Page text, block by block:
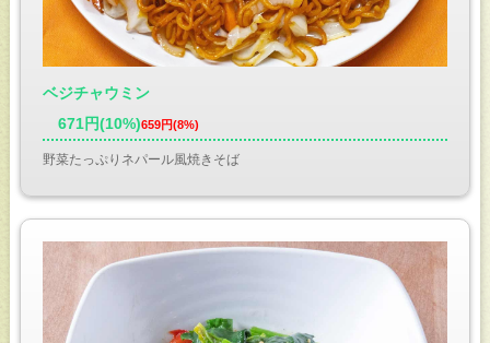
ベジチャウミン
671円(10%)659円(8%)
野菜たっぷりネパール風焼きそば